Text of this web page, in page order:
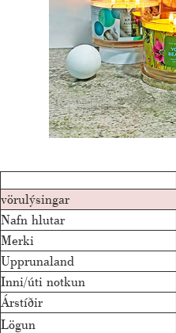
vörulýsingar
Nafn hlutar
Merki
Upprunaland
Inni/úti notkun
Árstíðir
Lögun